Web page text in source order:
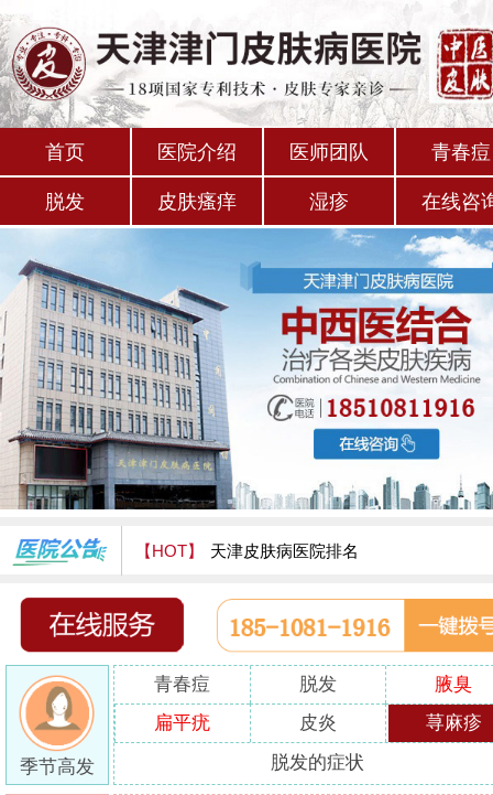
首页 医院介绍 医师团队 青春痘
脱发 皮肤瘙痒 湿疹 在线咨
【HOT】 天津皮肤病医院排名
天津津门皮肤病医院怎么样
季节高发
青春痘 脱发
腋臭
扁平疣
皮炎 荨麻疹
脱发的症状